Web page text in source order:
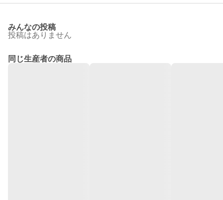
みんなの投稿
投稿はありません
同じ生産者の商品